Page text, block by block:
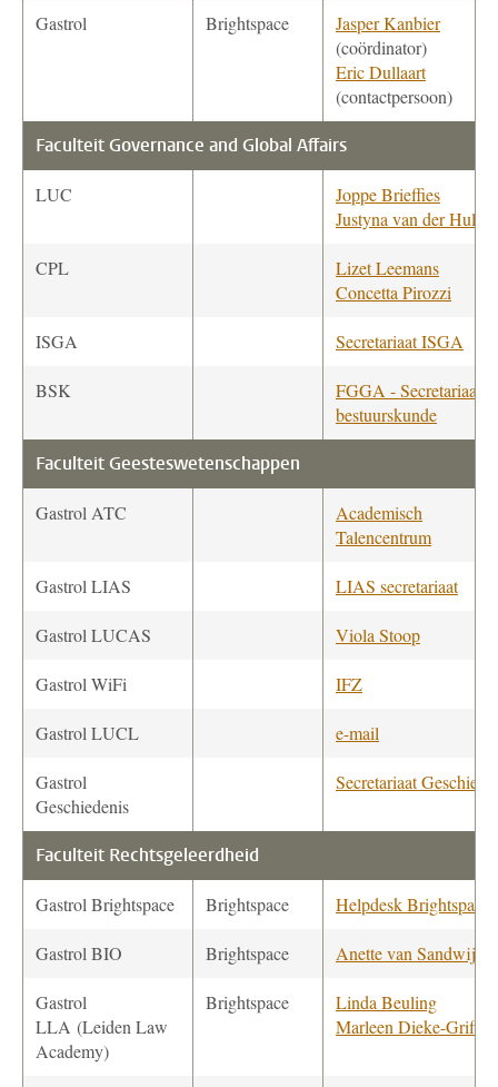
Gastrol Brightspace
Jasper Kanbier
(coördinator)
Eric Dullaart
(contactpersoon)
Faculteit Governance and Global Affairs
LUC
Joppe Brieffies
Justyna van der Hulst
CPL
Lizet Leemans
Concetta Pirozzi
ISGA Secretariaat ISGA
BSK
FGGA - Secretariaat
bestuurskunde
Faculteit Geesteswetenschappen
Gastrol ATC
Academisch
Talencentrum
Gastrol LIAS LIAS secretariaat
Gastrol LUCAS Viola Stoop
Gastrol WiFi IFZ
Gastrol LUCL e-mail
Gastrol
Geschiedenis
Secretariaat
Faculteit Rechtsgeleerdheid
Gastrol Brightspace Brightspace Helpdesk Brightspace
Gastrol BIO Brightspace Anette van Sandwijk
Gastrol
LLA (Leiden Law
Academy)
Brightspace
Linda Beuling
Marleen Dieke-